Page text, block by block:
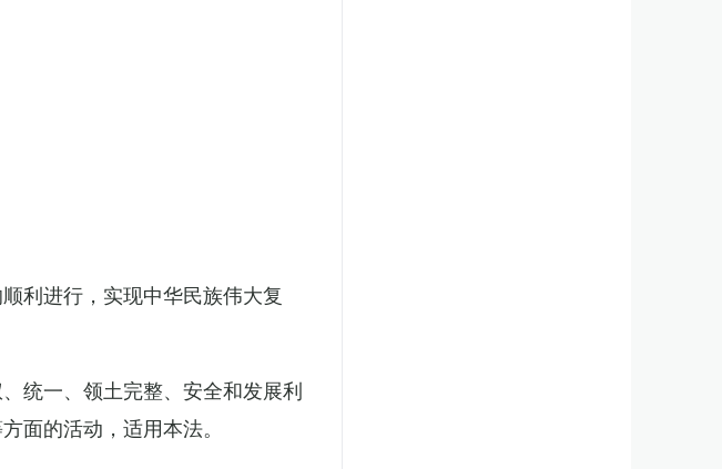
利进行，实现中华民族伟大复
统一、领土完整、安全和发展利
面的活动，适用本法。